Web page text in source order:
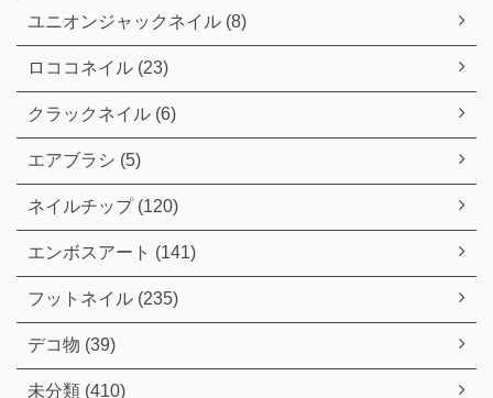
ユニオンジャックネイル (8)
ロココネイル (23)
クラックネイル (6)
エアブラシ (5)
ネイルチップ (120)
エンボスアート (141)
フットネイル (235)
デコ物 (39)
未分類 (410)